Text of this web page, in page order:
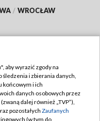
/ WROCŁAW
TVP
aby wyrazić zgody na
i zbierania danych,
końcowym i ich
danych osobowych przez
dalej również „TVP”),
pozostałych Zaufanych
(w tym do